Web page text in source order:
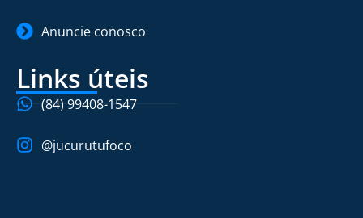
Anuncie conosco
Links úteis
(84) 99408-1547
@jucurutufoco